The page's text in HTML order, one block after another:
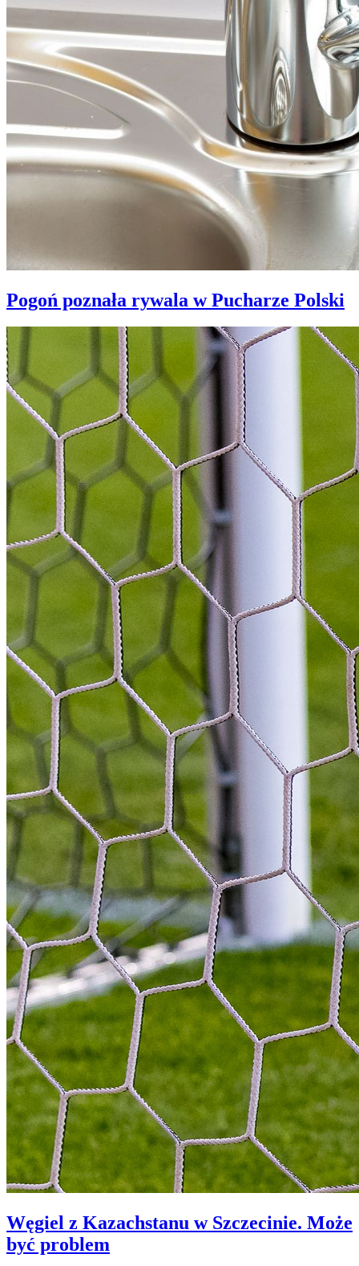
Pogoń poznała rywala w Pucharze Polski
Węgiel z Kazachstanu w Szczecinie. Może
być problem